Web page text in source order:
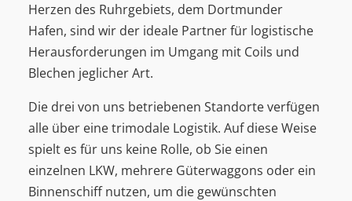
Herzen des Ruhrgebiets, dem Dortmunder
Hafen, sind wir der ideale Partner für logistische
Herausforderungen im Umgang mit Coils und
Blechen jeglicher Art.
Die drei von uns betriebenen Standorte verfügen
alle über eine trimodale Logistik. Auf diese Weise
spielt es für uns keine Rolle, ob Sie einen
einzelnen LKW, mehrere Güterwaggons oder ein
Binnenschiff nutzen, um die gewünschten